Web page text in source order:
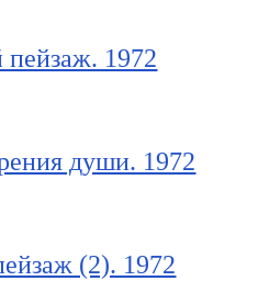
1972
души. 1972
(2). 1972